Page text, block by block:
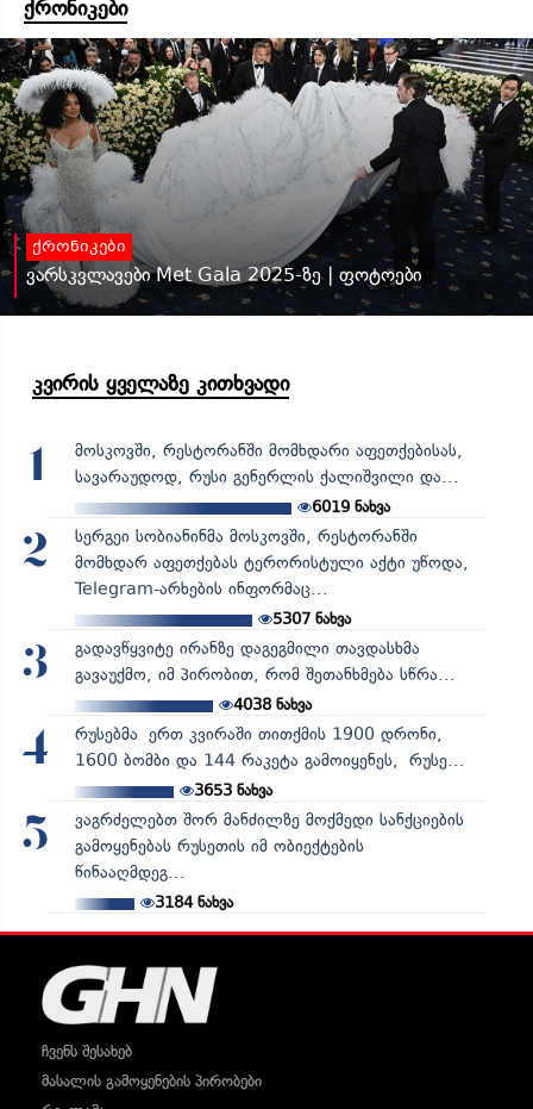
ქრონიკები
ქრონიკები
ვარსკვლავები Met Gala 2025-ზე | ფოტოები
კვირის ყველაზე კითხვადი
1
მოსკოვში, რესტორანში მომხდარი აფეთქებისას,
სავარაუდოდ, რუსი გენერლის ქალიშვილი და...
6019 ნახვა
2
სერგეი სობიანინმა მოსკოვში, რესტორანში
მომხდარ აფეთქებას ტერორისტული აქტი უწოდა,
Telegram-არხების ინფორმაც...
5307ნახვა
3
გადავწყვიტე ირანზე დაგეგმილი თავდასხმა
გავაუქმო, იმ პირობით, რომ შეთანხმება სწრა...
4038ნახვა
4
რუსებმა ერთ კვირაში თითქმის 1900 დრონი,
1600 ბომბი და 144 რაკეტა გამოიყენეს, რუსე...
3653ნახვა
5
ვაგრძელებთ შორ მანძილზე მოქმედი სანქციების
გამოყენებას რუსეთის იმ ობიექტების
წინააღმდეგ...
3184ნახვა
ჩვენს შესახებ
მასალის გამოყენების პირობები